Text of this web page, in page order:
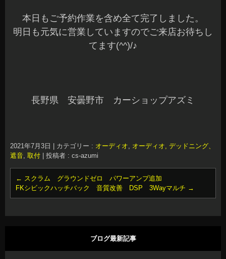
本日もご予約作業を含め全て完了しました。
明日も元気に営業していますのでご来店お待ちし
てます(^^)/♪
長野県 安曇野市 カーショップアズミ
2021年7月3日 カテゴリー : オーディオ, オーディオ, デッドニング、
遮音, 取付 投稿者 : cs-azumi
← スクラム グラウンドゼロ パワーアンプ追加
FKシビックハッチバック 音質改善 DSP 3Wayマルチ →
ブログ最新記事